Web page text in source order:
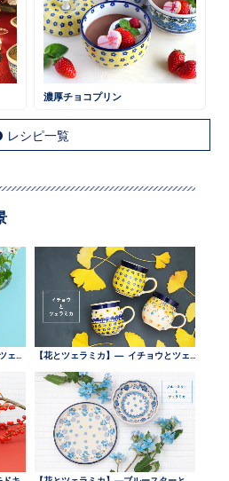
濃厚チョコプリン
レシピ一覧